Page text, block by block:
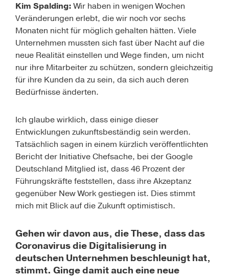
Kim Spalding:Wir haben in wenigen Wochen
Veränderungen erlebt, die wir noch vor sechs
Monaten nicht für möglich gehalten hätten. Viele
Unternehmen mussten sich fast über Nacht auf die
neue Realität einstellen und Wege finden, um nicht
nur ihre Mitarbeiter zu schützen, sondern gleichzeitig
für ihre Kunden da zu sein, da sich auch deren
Bedürfnisse änderten.
Ich glaube wirklich, dass einige dieser
Entwicklungen zukunftsbeständig sein werden.
Tatsächlich sagen in einem kürzlich veröffentlichten
Bericht der Initiative Chefsache, bei der Google
Deutschland Mitglied ist, dass 46 Prozent der
Führungskräfte feststellen, dass ihre Akzeptanz
gegenüber New Work gestiegen ist. Dies stimmt
mich mit Blick auf die Zukunft optimistisch.
Gehen wir davon aus, die These, dass das
Coronavirus die Digitalisierung in
deutschen Unternehmen beschleunigt hat,
stimmt. Ginge damit auch eine neue